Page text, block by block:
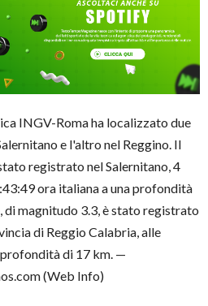
INGV-Roma ha localizzato due
e l'altro nel Reggino. Il
registrato nel Salernitano, 4
ora italiana a una profondità
di magnitudo 3.3, è stato registrato
di Reggio Calabria, alle
di 17 km. —
(Web Info)